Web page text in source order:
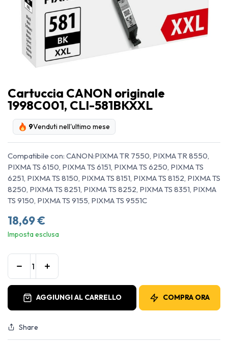
Cartuccia CANON originale
1998C001, CLI-581BKXXL
9Venduti nell'ultimo mese
Compatibile con: CANON:PIXMA TR 7550, PIXMA TR 8550,
PIXMA TS 6150, PIXMA TS 6151, PIXMA TS 6250, PIXMA TS
6251, PIXMA TS 8150, PIXMA TS 8151, PIXMA TS 8152, PIXMA TS
8250, PIXMA TS 8251, PIXMA TS 8252, PIXMA TS 8351, PIXMA
TS 9150, PIXMA TS 9155, PIXMA TS 9551C
18,69€
Imposta esclusa
AGGIUNGI AL CARRELLO COMPRA ORA
Share